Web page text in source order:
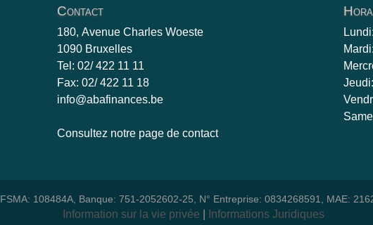
Contact
180, Avenue Charles Woeste
1090 Bruxelles
Tel: 02/ 422 11 11
Fax: 02/ 422 11 18
info@abafinances.be
Consultez notre page de contact
Lundi:
Mardi:
Jeudi:
FSMA: 108484A, Banque: 751-2052602-25, N° Entreprise: 0834268591, MAE:
Information sur la vie privée Informations Juridiques